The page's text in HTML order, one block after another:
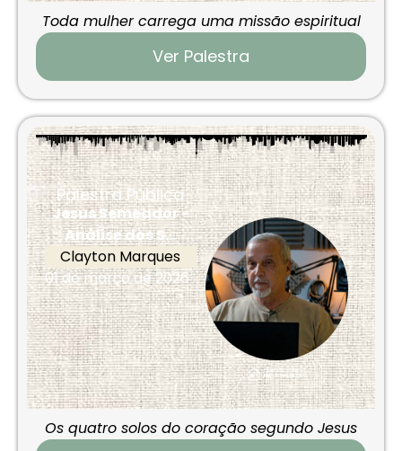
Toda mulher carrega uma missão espiritual
Ver Palestra
Palestra Pública
Jesus Semeador -
Análise dos S...
Clayton Marques
01 de março de 2026
Os quatro solos do coração segundo Jesus